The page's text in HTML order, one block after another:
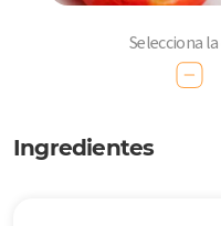
Selecciona
Ingredientes